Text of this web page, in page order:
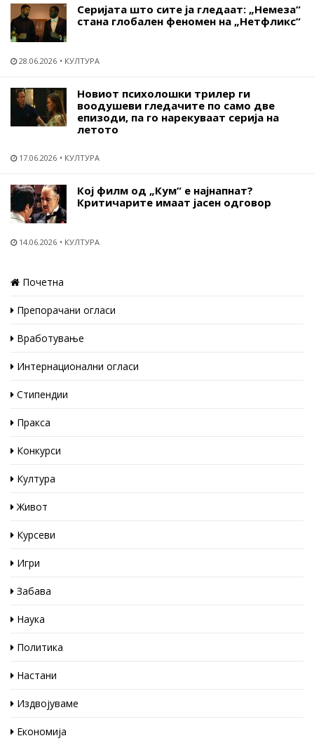
Серијата што сите ја гледаат: „Немеза“
стана глобален феномен на „Нетфликс“
28.06.2026 КУЛТУРА
Новиот психолошки трилер ги
воодушеви гледачите по само две
епизоди, па го нарекуваат серија на
летото
17.06.2026 КУЛТУРА
Кој филм од „Кум“ е најнапнат?
Критичарите имаат јасен одговор
14.06.2026 КУЛТУРА
Почетна
Препорачани огласи
Вработување
Интернационални огласи
Стипендии
Пракса
Конкурси
Култура
Живот
Курсеви
Игри
Забава
Наука
Политика
Настани
Издвојуваме
Економија